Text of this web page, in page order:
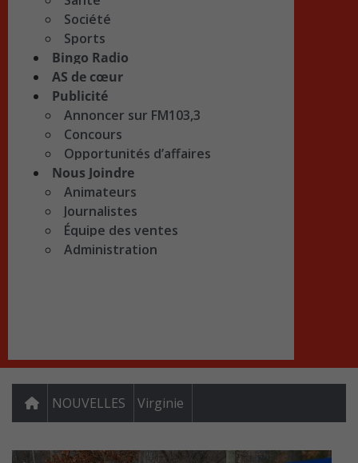
Société
Sports
Bingo Radio
AS de cœur
Publicité
Annoncer sur FM103,3
Concours
Opportunités d’affaires
Nous Joindre
Animateurs
Journalistes
Équipe des ventes
Administration
NOUVELLES Virginie